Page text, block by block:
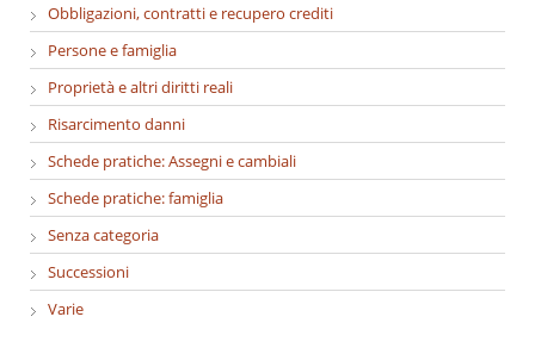
Obbligazioni, contratti e recupero crediti
Persone e famiglia
Proprietà e altri diritti reali
Risarcimento danni
Schede pratiche: Assegni e cambiali
Schede pratiche: famiglia
Senza categoria
Successioni
Varie